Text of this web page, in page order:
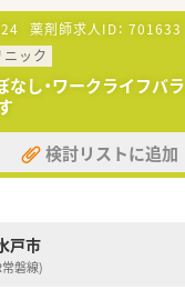
合せお待ちしております。
求める人物像について】
職に伴う欠員補充が目的の募
く、これから成長したい方も
未経験の方や、業務から離れ
キャリアをスタートできる環
様な処方に触れられるため、
幅広く身につけたい方に最適
キャリアイメージ】
広い処方箋に触れる機会が多
した薬局として、患者様との
つけ薬剤師としての専門性を高
ルプ体制と休暇制度により、
薬剤師求人ID： 701633
ニック
なし・ワークライフバ
検討リストに追加
戸市
磐線)